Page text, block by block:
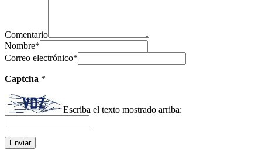
Comentario
Nombre*
Correo electrónico*
Captcha *
Escriba el texto mostrado arriba: